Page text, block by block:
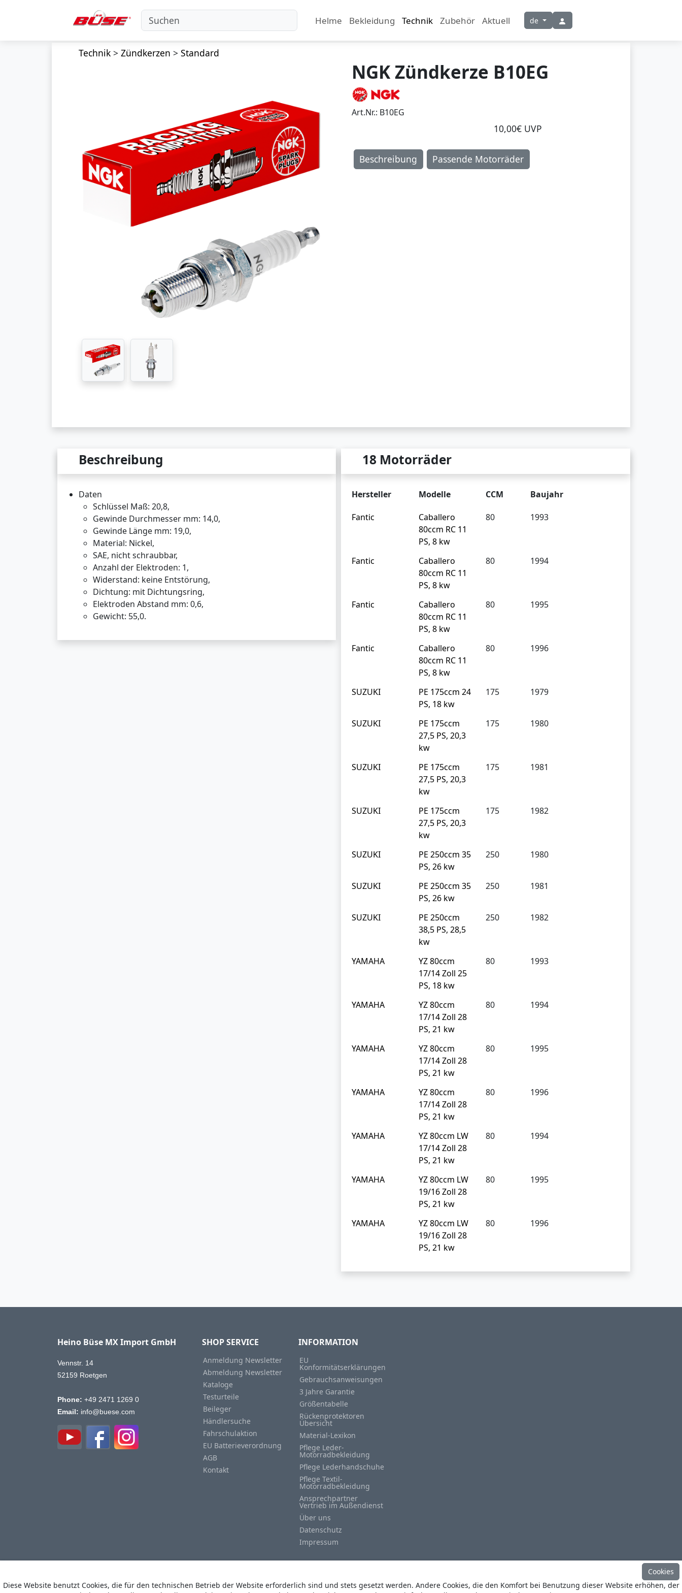
Helme Bekleidung Technik Zubehör Aktuell de
Technik> Zündkerzen > Standard
NGK Zündkerze B10EG
Art.Nr.: B10EG
10,00€ UVP
Beschreibung Passende Motorräder
Beschreibung
Daten
Schlüssel Maß: 20,8,
Gewinde Durchmesser mm: 14,0,
Gewinde Länge mm: 19,0,
Material: Nickel,
SAE, nicht schraubbar,
Anzahl der Elektroden: 1,
Widerstand: keine Entstörung,
Dichtung: mit Dichtungsring,
Elektroden Abstand mm: 0,6,
Gewicht: 55,0.
18 Motorräder
Hersteller Modelle CCM Baujahr
Fantic
Caballero
80ccm RC 11
PS, 8 kw
80 1993
Fantic
Caballero
80ccm RC 11
PS, 8 kw
80 1994
Fantic
Caballero
80ccm RC 11
PS, 8 kw
80 1995
Fantic
Caballero
80ccm RC 11
PS, 8 kw
80 1996
SUZUKI
PE 175ccm 24
PS, 18 kw
175 1979
SUZUKI
PE 175ccm
27,5 PS, 20,3
kw
175 1980
SUZUKI
PE 175ccm
27,5 PS, 20,3
kw
175 1981
SUZUKI
PE 175ccm
27,5 PS, 20,3
kw
175 1982
SUZUKI
PE 250ccm 35
PS, 26 kw
250 1980
SUZUKI
PE 250ccm 35
PS, 26 kw
250 1981
SUZUKI
PE 250ccm
38,5 PS, 28,5
kw
250 1982
YAMAHA
YZ 80ccm
17/14 Zoll 25
PS, 18 kw
80 1993
YAMAHA
YZ 80ccm
17/14 Zoll 28
PS, 21 kw
80 1994
YAMAHA
YZ 80ccm
17/14 Zoll 28
PS, 21 kw
80 1995
YAMAHA
YZ 80ccm
17/14 Zoll 28
PS, 21 kw
80 1996
YAMAHA
YZ 80ccm LW
17/14 Zoll 28
PS, 21 kw
80 1994
YAMAHA
YZ 80ccm LW
19/16 Zoll 28
PS, 21 kw
80 1995
YAMAHA
YZ 80ccm LW
19/16 Zoll 28
PS, 21 kw
80 1996
Heino Büse MX Import GmbH
Vennstr. 14
52159 Roetgen
Phone: +49 2471 1269 0
Email: info@buese.com
SHOP SERVICE
Anmeldung Newsletter
Abmeldung Newsletter
Kataloge
Testurteile
Beileger
Händlersuche
Fahrschulaktion
EU Batterieverordnung
AGB
Kontakt
INFORMATION
EU
Konformitätserklärungen
Gebrauchsanweisungen
3 Jahre Garantie
Größentabelle
Rückenprotektoren
Übersicht
Material-Lexikon
Pflege Leder-
Motorradbekleidung
Pflege Lederhandschuhe
Pflege Textil-
Motorradbekleidung
Ansprechpartner
Vertrieb im Außendienst
Über uns
Datenschutz
Impressum
Cookies
Diese Website benutzt Cookies, die für den technischen Betrieb der Website erforderlich sind und stets gesetzt werden. Andere Cookies, die den Komfort bei Benutzung dieser Website erhöhen, der